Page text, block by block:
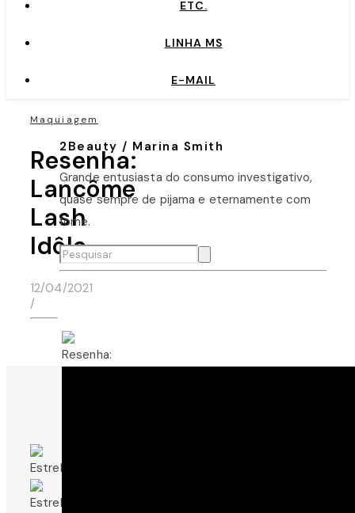
ETC.
LINHA MS
E-MAIL
Maquiagem
Resenha:
Lancôme
Lash
Idôle
12/04/2021
/
2Beauty / Marina Smith
Grande entusiasta do consumo investigativo,
quase sempre de pijama e eternamente com
fome.